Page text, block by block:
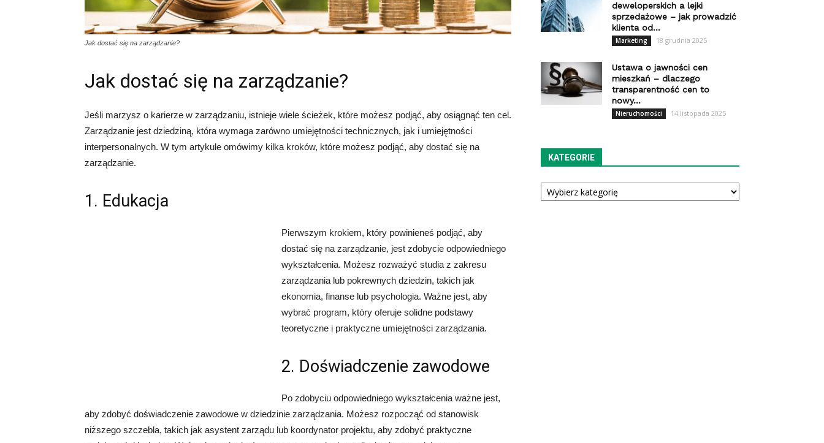
Jak dostać się na zarządzanie?
Jak dostać się na zarządzanie?
Jeśli marzysz o karierze w zarządzaniu, istnieje wiele ścieżek, które możesz podjąć, aby osiągnąć ten cel.
Zarządzanie jest dziedziną, która wymaga zarówno umiejętności technicznych, jak i umiejętności
interpersonalnych. W tym artykule omówimy kilka kroków, które możesz podjąć, aby dostać się na
zarządzanie.
1. Edukacja
Pierwszym krokiem, który powinieneś podjąć, aby
dostać się na zarządzanie, jest zdobycie odpowiedniego
wykształcenia. Możesz rozważyć studia z zakresu
zarządzania lub pokrewnych dziedzin, takich jak
ekonomia, finanse lub psychologia. Ważne jest, aby
wybrać program, który oferuje solidne podstawy
teoretyczne i praktyczne umiejętności zarządzania.
2. Doświadczenie zawodowe
Po zdobyciu odpowiedniego wykształcenia ważne jest,
aby zdobyć doświadczenie zawodowe w dziedzinie zarządzania. Możesz rozpocząć od stanowisk
niższego szczebla, takich jak asystent zarządu lub koordynator projektu, aby zdobyć praktyczne
deweloperskich a lejki
sprzedażowe – jak prowadzić
klienta od...
Marketing 18 grudnia 2025
Ustawa o jawności cen
mieszkań – dlaczego
transparentność cen to
nowy...
Nieruchomości 14 listopada 2025
KATEGORIE
Kategorie